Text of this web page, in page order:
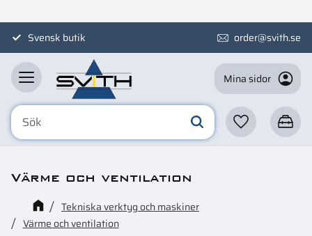
MenySvensk butik order@svith.se
Mina sidor
Favoriter
Värme och ventilation
Tekniska verktyg och maskiner
Värme och ventilation